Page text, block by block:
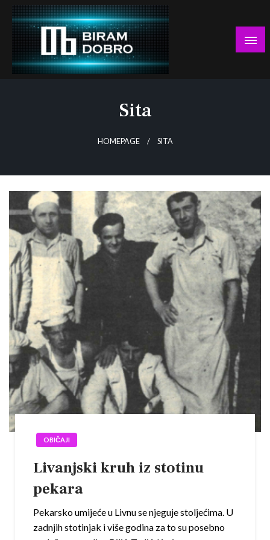
Skip
content
Sita
HOMEPAGE SITA
OBIČAJI
Livanjski kruh iz stotinu
pekara
Pekarsko umijeće u Livnu se njeguje stoljećima. U
zadnjih stotinjak i više godina za to su posebno